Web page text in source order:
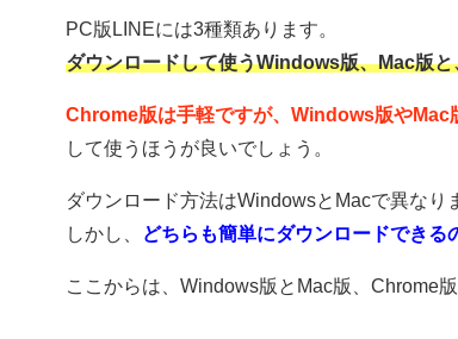
PC版LINEには3種類あります。
ダウンロードして使うWindows版、Mac版
Chrome版は手軽ですが、Windows版やMac
して使うほうが良いでしょう。
ダウンロード方法はWindowsとMacで異なり
しかし、
どちらも簡単にダウンロードできる
ここからは、Windows版とMac版、Chrome